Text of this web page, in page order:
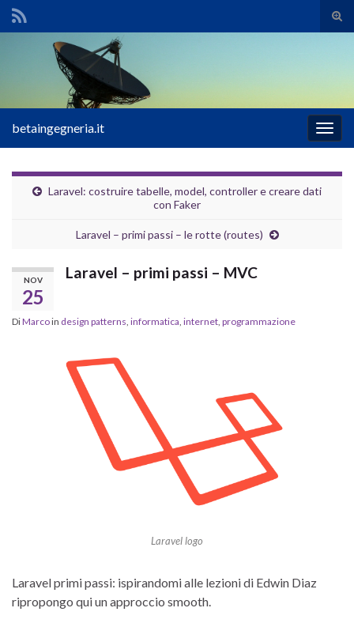
il
Search for:
la
betaingegneria.it
Laravel: costruire tabelle, model, controller e creare dati
con Faker
Laravel – primi passi – le rotte (routes)
NOV
25
Laravel – primi passi – MVC
DiMarcoin design patterns informatica internet programmazione
Laravel logo
Laravel primi passi: ispirandomi alle lezioni di Edwin Diaz
ripropongo qui un approccio smooth.